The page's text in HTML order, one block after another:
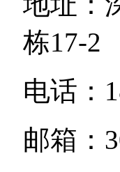
栋17-2
电话：
邮箱：